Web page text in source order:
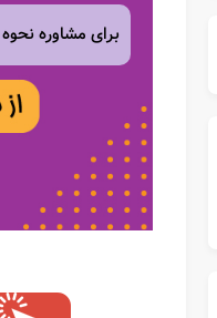
برای مشاوره